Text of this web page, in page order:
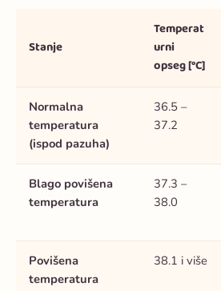
Stanje
Temperat
urni
opseg [°C]
Normalna
temperatura
(ispod pazuha)
36.5 –
37.2
Blago povišena
temperatura
37.3 –
38.0
Povišena
temperatura
38.1 i više